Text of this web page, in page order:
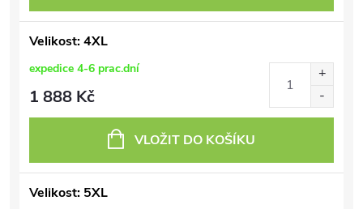
Velikost: 4XL
expedice 4-6 prac.dní
1 888 Kč
VLOŽIT DO KOŠÍKU
Velikost: 5XL